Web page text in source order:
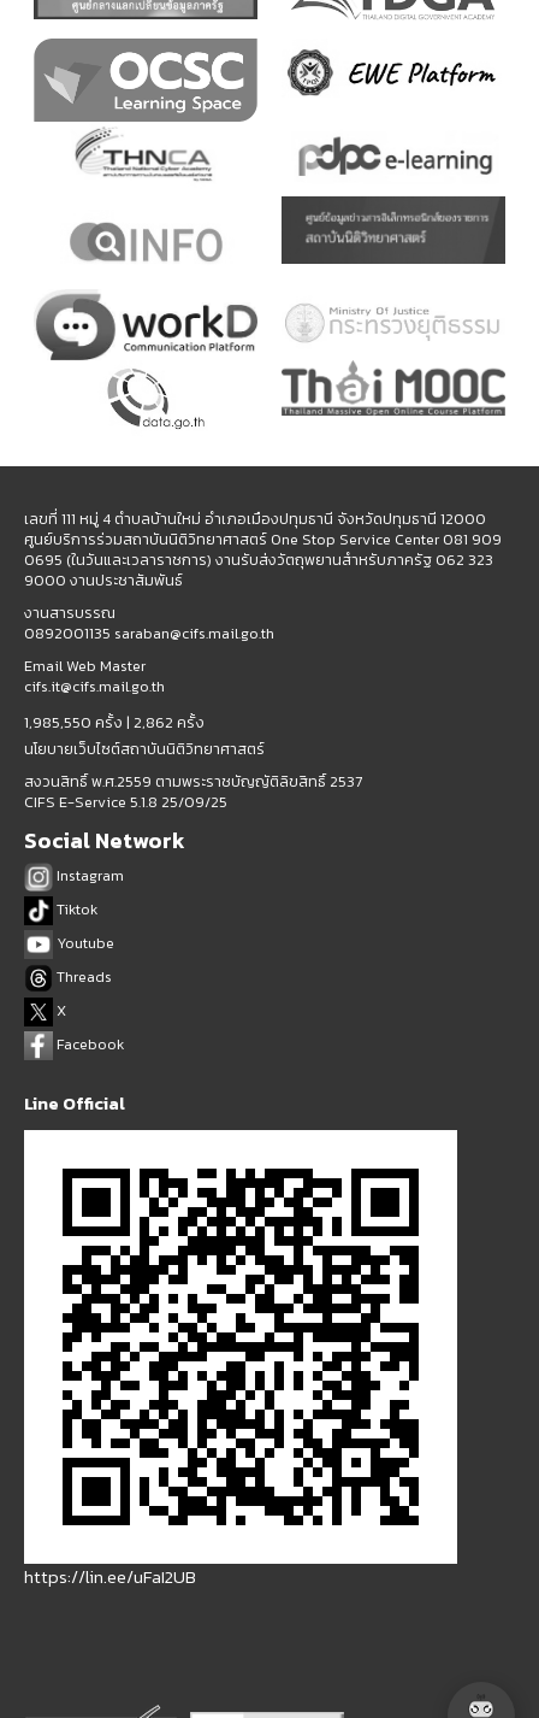
เลขที่ 111 หมู่ 4 ตำบลบ้านใหม่ อำเภอเมืองปทุมธานี จังหวัดปทุมธานี 12000
ศูนย์บริการร่วมสถาบันนิติวิทยาศาสตร์ One Stop Service Center 081 909
0695 (ในวันและเวลาราชการ) งานรับส่งวัตถุพยานสำหรับภาครัฐ 062 323
9000 งานประชาสัมพันธ์
งานสารบรรณ
0892001135 saraban@cifs.mail.go.th
Email Web Master
cifs.it@cifs.mail.go.th
1,985,550 ครั้ง | 2,862 ครั้ง
นโยบายเว็บไซต์สถาบันนิติวิทยาศาสตร์
สงวนสิทธิ์ พ.ศ.2559 ตามพระราชบัญญัติลิขสิทธิ์ 2537
CIFS E-Service 5.1.8 25/09/25
Social Network
Instagram
Tiktok
Youtube
Threads
X
Facebook
Line Official
https://lin.ee/uFaI2UB